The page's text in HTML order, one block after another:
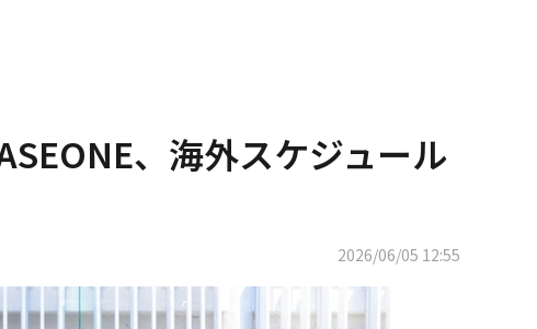
、海外スケジュール
2026/06/05 12:55